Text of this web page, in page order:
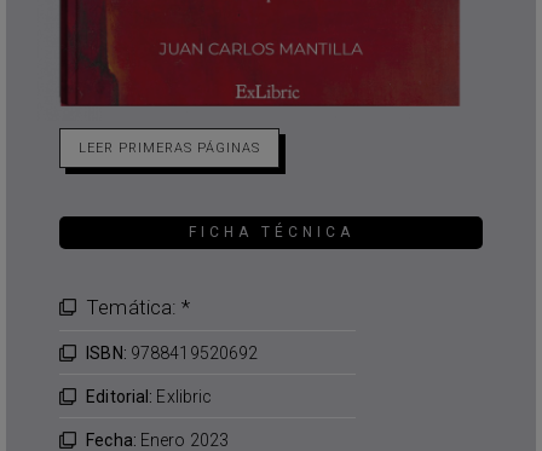
LEER PRIMERAS PÁGINAS
FICHA TÉCNICA
Temática: *
ISBN: 9788419520692
Editorial: Exlibric
Fecha: Enero 2023